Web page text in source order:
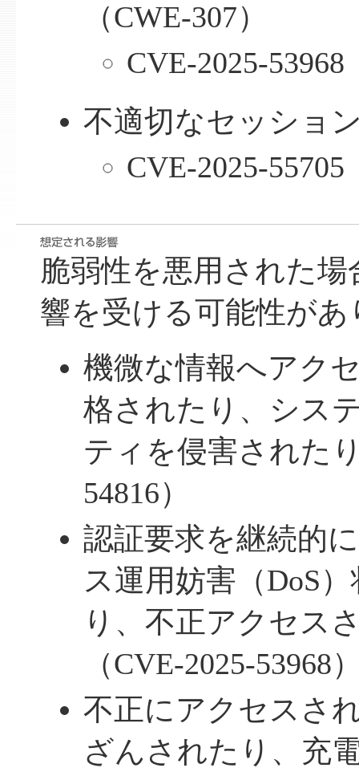
（CWE-307）
CVE-2025-53968
不適切なセッショ
CVE-2025-55705
脆弱性を悪用された
響を受ける可能性があ
機微な情報へアク
格されたり、シス
ティを侵害された
54816）
認証要求を継続的
ス運用妨害（DoS
り、不正アクセス
（CVE-2025-53968
不正にアクセスさ
ざんされたり、充